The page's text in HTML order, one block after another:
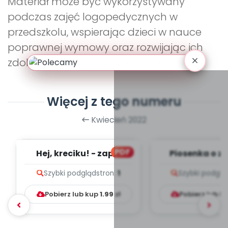
podczas zajęć logopedycznych w
przedszkolu, wspierając dzieci w nauce
poprawnej wymowy oraz rozwijając ich
zdolności językowe poprzez zabawę.
Więcej z tego numeru
Kwiecień 2022
PDF
Hej, kreciku! - zapis
Szybki podglądstron: 1
Pobierz lub kup1.99 zł
Piosenka o
Szybki
Pobierz lub